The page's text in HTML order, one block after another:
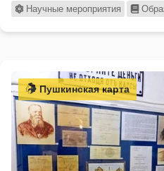
Научные мероприятия
Пушкинская карта